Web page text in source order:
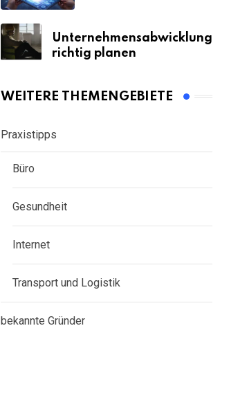
Unternehmensabwicklung
richtig planen
WEITERE THEMENGEBIETE
Praxistipps
Büro
Gesundheit
Internet
Transport und Logistik
bekannte Gründer